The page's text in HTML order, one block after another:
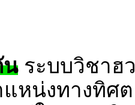
นระบบวิชาฮ
หน่งทางทิศ